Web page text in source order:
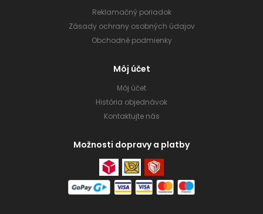
Reklamačný poriadok
Zásady ochrany osobných údajov
Obchodné podmienky
Môj účet
Môj účet
História objednávok
Kontaktujte nás
Možnosti dopravy a platby